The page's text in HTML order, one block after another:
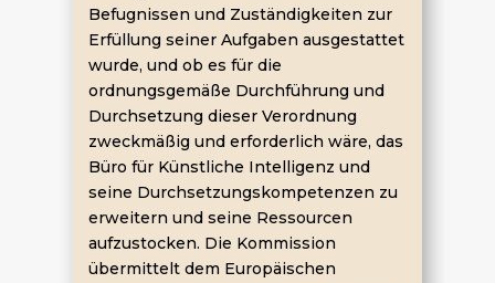
Befugnissen und Zuständigkeiten zur
Erfüllung seiner Aufgaben ausgestattet
wurde, und ob es für die
ordnungsgemäße Durchführung und
Durchsetzung dieser Verordnung
zweckmäßig und erforderlich wäre, das
Büro für Künstliche Intelligenz und
seine Durchsetzungskompetenzen zu
erweitern und seine Ressourcen
aufzustocken. Die Kommission
übermittelt dem Europäischen